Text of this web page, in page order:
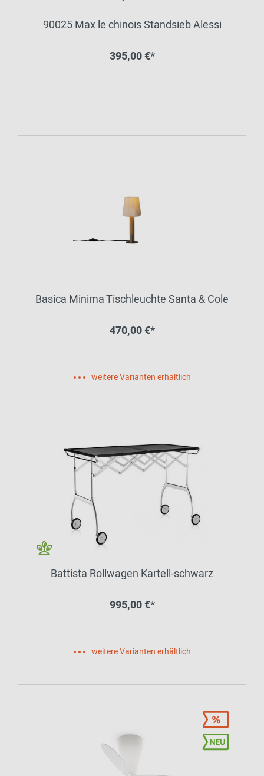
90025 Max le chinois Standsieb Alessi
395,00 €*
Basica Minima Tischleuchte Santa & Cole
470,00 €*
weitere Varianten erhältlich
Battista Rollwagen Kartell-schwarz
995,00 €*
weitere Varianten erhältlich